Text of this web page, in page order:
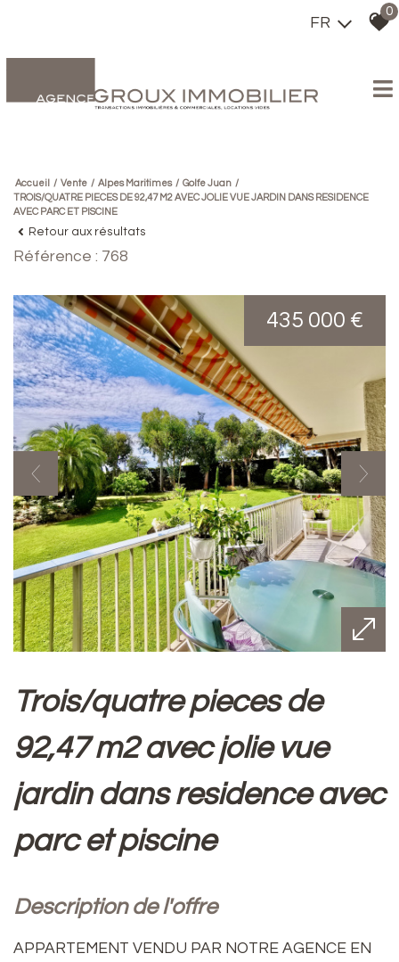
FR
0
Accueil Vente Alpes Maritimes
Golfe Juan
TROIS/QUATRE PIECES DE 92,47 M2 AVEC JOLIE VUE JARDIN DANS RESIDENCE
AVEC PARC ET PISCINE
Retour aux résultats
Référence : 768
435 000 €
trois/quatre pieces de
92,47 m2 avec jolie vue
jardin dans residence avec
parc et piscine
description de l'offre
APPARTEMENT VENDU PAR NOTRE AGENCE EN